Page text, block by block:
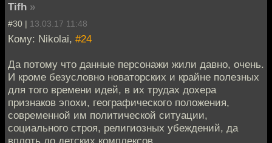
Tifh »
#30 | 13.03.17 11:48
Кому: Nikolai, #24
Да потому что данные персонажи жили давно, очень.
И кроме безусловно новаторских и крайне полезных
для того времени идей, в их трудах дохера
признаков эпохи, географического положения,
современной им политической ситуации,
социального строя, религиозных убеждений, да